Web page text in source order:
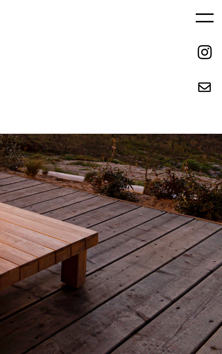
ご依頼の流れ
REQUEST FLOW
施工実績
WORKS
お問い合わせ
CONTACT
インスタグラム